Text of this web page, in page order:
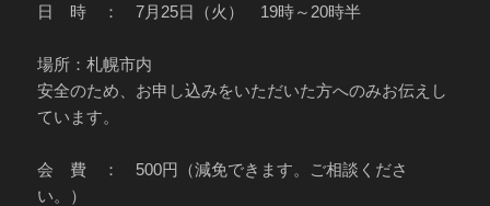
日 時 ： 7月25日（火） 19時～20時半
場所：札幌市内
安全のため、お申し込みをいただいた方へのみお伝えし
ています。
会 費 ： 500円（減免できます。ご相談くださ
い。）